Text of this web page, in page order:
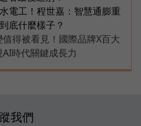
電工！程世嘉：智慧通膨重
底什麼樣子？
得被看見！國際品牌X百大
時代關鍵成長力
我們